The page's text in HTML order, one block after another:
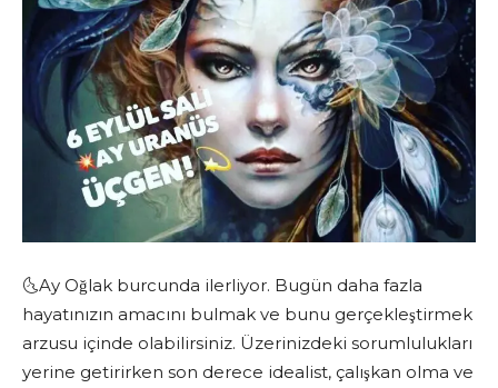
🌜Ay Oğlak burcunda ilerliyor. Bugün daha fazla
hayatınızın amacını bulmak ve bunu gerçekleştirmek
arzusu içinde olabilirsiniz. Üzerinizdeki sorumlulukları
yerine getirirken son derece idealist, çalışkan olma ve